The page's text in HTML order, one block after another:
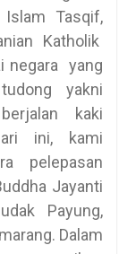
Islam Tasqif,
Katholik
negara yang
yakni
kaki
ini, kami
pelepasan
Jayanti
Payung,
Dalam